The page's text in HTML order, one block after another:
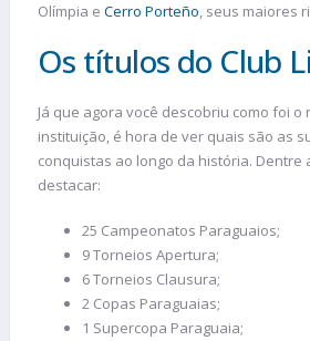
Olímpia e Cerro Porteño, seus maiores
Os títulos do Club
Já que agora você descobriu como foi o
instituição, é hora de ver quais são as
conquistas ao longo da história. Dentre
destacar:
25 Campeonatos Paraguaios;
9 Torneios Apertura;
6 Torneios Clausura;
2 Copas Paraguaias;
1 Supercopa Paraguaia;